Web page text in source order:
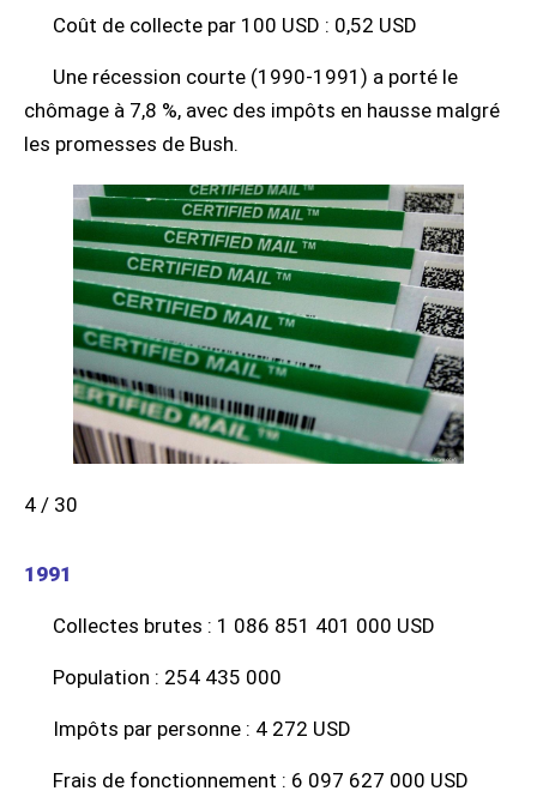
Coût de collecte par 100 USD : 0,52 USD
Une récession courte (1990-1991) a porté le
chômage à 7,8 %, avec des impôts en hausse malgré
les promesses de Bush.
4 / 30
1991
Collectes brutes : 1 086 851 401 000 USD
Population : 254 435 000
Impôts par personne : 4 272 USD
Frais de fonctionnement : 6 097 627 000 USD